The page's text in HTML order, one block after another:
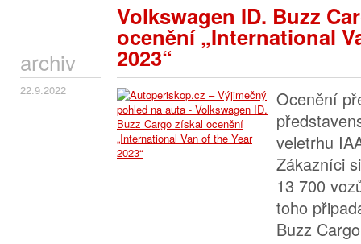
Volkswagen ID. Buzz
ocenění „International
2023“
archiv
22.9.2022
Ocenění
veletrhu
Zákazníci
13 700
toho
Buzz